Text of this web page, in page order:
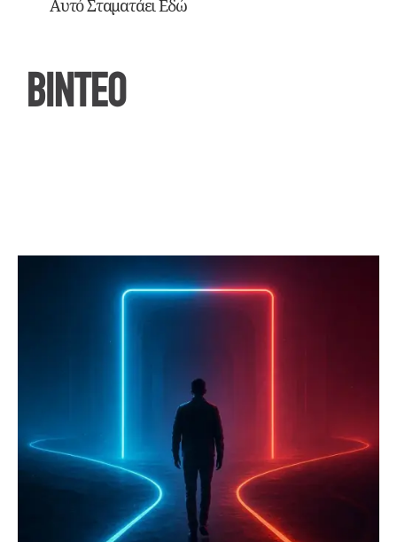
Αυτό Σταματάει Εδώ
ΒΙΝΤΕΟ